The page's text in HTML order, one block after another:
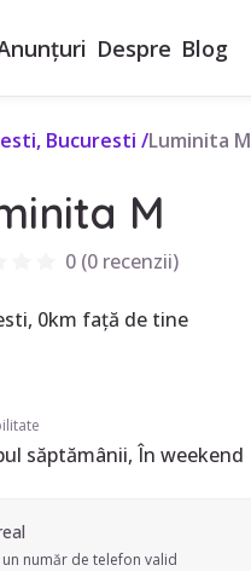
Despre Blog
Bucuresti /Luminita M
M
0(0 recenzii)
0km față de tine
săptămânii, În weekend
număr de telefon valid